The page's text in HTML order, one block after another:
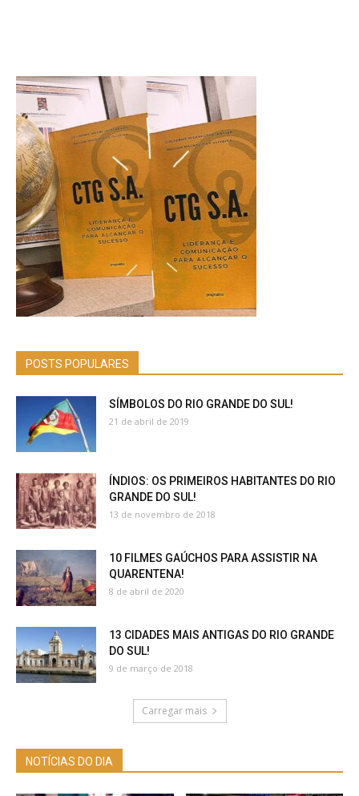
POSTS POPULARES
SÍMBOLOS DO RIO GRANDE DO SUL!
21 de abril de 2019
ÍNDIOS: OS PRIMEIROS HABITANTES DO RIO
GRANDE DO SUL!
13 de novembro de 2018
10 FILMES GAÚCHOS PARA ASSISTIR NA
QUARENTENA!
8 de abril de 2020
13 CIDADES MAIS ANTIGAS DO RIO GRANDE
DO SUL!
9 de março de 2018
Carregar mais
NOTÍCIAS DO DIA